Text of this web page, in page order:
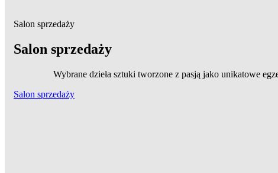
Salon sprzedaży
Salon sprzedaży
Wybrane dzieła sztuki tworzone z pasją jako unikatowe
Salon sprzedaży